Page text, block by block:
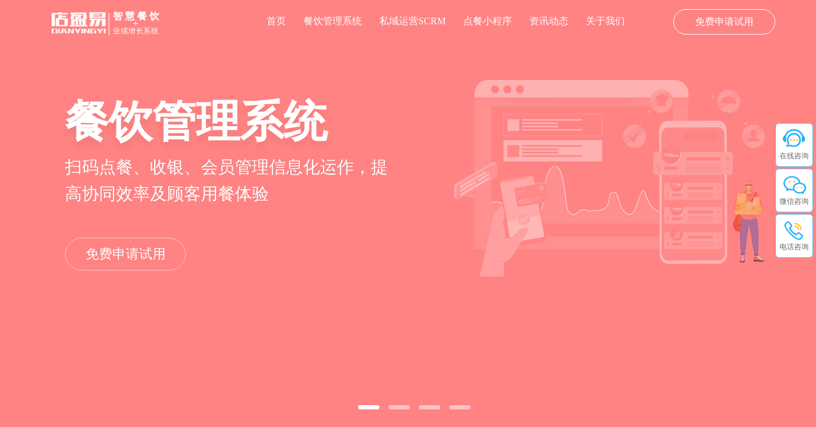
免费申请试用
智慧餐饮
+
业绩增长系统
首页 餐饮管理系统 私域运营SCRM 点餐小程序 资讯动态 关于我们
餐饮管理系统
扫码点餐、收银、会员管理信息化运作，提
高协同效率及顾客用餐体验
免费申请试用
在线咨询
微信咨询
电话咨询